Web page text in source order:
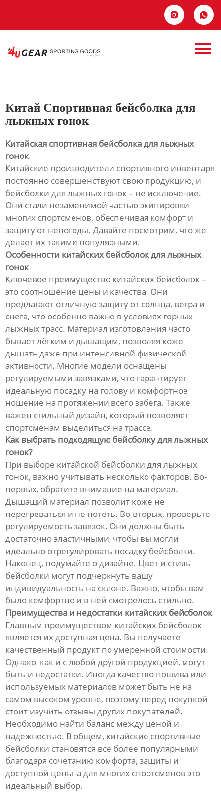
 
Контакты
Китай Спортивная
бейсболка для
лыжных гонок
Китай Спортивная бейсболка для
лыжных гонок
Китайская спортивная бейсболка для лыжных
гонок
Китайские производители спортивного инвентаря
постоянно совершенствуют свою продукцию, и
бейсболки для лыжных гонок – не исключение.
Они стали незаменимой частью экипировки
многих спортсменов, обеспечивая комфорт и
защиту от непогоды. Давайте посмотрим, что же
делает их такими популярными.
Особенности китайских бейсболок для лыжных
гонок
Ключевое преимущество китайских бейсболок –
это соотношение цены и качества. Они
предлагают отличную защиту от солнца, ветра и
снега, что особенно важно в условиях горных
лыжных трасс. Материал изготовления часто
бывает лёгким и дышащим, позволяя коже
дышать даже при интенсивной физической
активности. Многие модели оснащены
регулируемыми завязками, что гарантирует
идеальную посадку на голову и комфортное
ношение на протяжении всего забега. Также
важен стильный дизайн, который позволяет
спортсменам выделиться на трассе.
Как выбрать подходящую бейсболку для лыжных
гонок?
При выборе китайской бейсболки для лыжных
гонок, важно учитывать несколько факторов. Во-
первых, обратите внимание на материал.
Дышащий материал позволит коже не
перегреваться и не потеть. Во-вторых, проверьте
регулируемость завязок. Они должны быть
достаточно эластичными, чтобы вы могли
идеально отрегулировать посадку бейсболки.
Наконец, подумайте о дизайне. Цвет и стиль
бейсболки могут подчеркнуть вашу
индивидуальность на склоне. Важно, чтобы вам
было комфортно и в ней смотрелось стильно.
Преимущества и недостатки китайских бейсболок
Главным преимуществом китайских бейсболок
является их доступная цена. Вы получаете
качественный продукт по умеренной стоимости.
Однако, как и с любой другой продукцией, могут
быть и недостатки. Иногда качество пошива или
используемых материалов может быть не на
самом высоком уровне, поэтому перед покупкой
стоит изучить отзывы других покупателей.
Необходимо найти баланс между ценой и
надежностью. В общем, китайские спортивные
бейсболки становятся все более популярными
благодаря сочетанию комфорта, защиты и
доступной цены, а для многих спортсменов это
идеальный выбор.